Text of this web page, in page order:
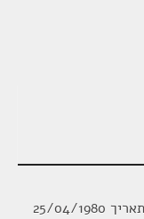
04/1980